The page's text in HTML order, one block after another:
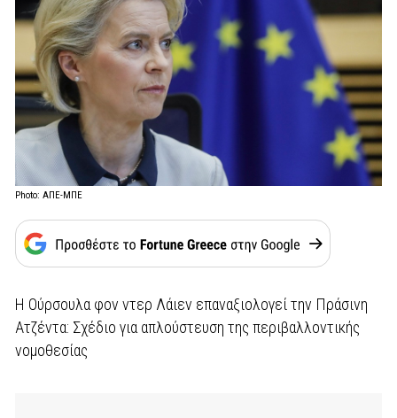
Photo: ΑΠΕ-ΜΠΕ
Η Ούρσουλα φον ντερ Λάιεν επαναξιολογεί την Πράσινη
Ατζέντα: Σχέδιο για απλούστευση της περιβαλλοντικής
νομοθεσίας